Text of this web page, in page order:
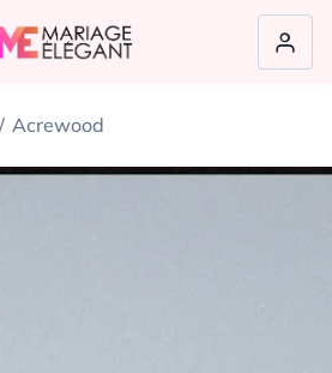
Acrewood